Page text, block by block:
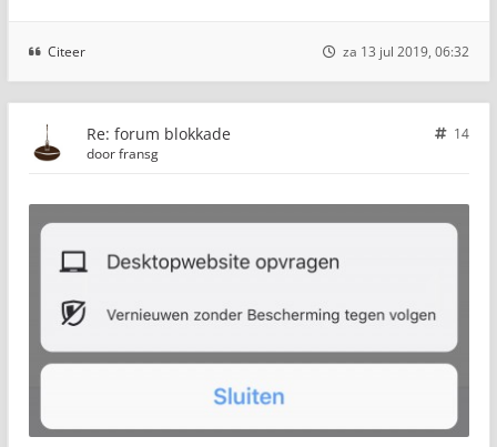
Citeer za 13 jul 2019, 06:32
Re: forum blokkade
14
doorfransg